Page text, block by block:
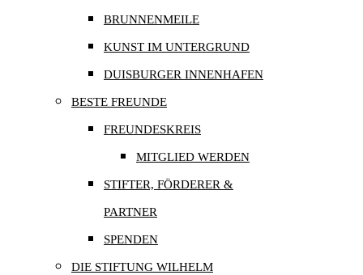
BRUNNENMEILE
KUNST IM UNTERGRUND
DUISBURGER INNENHAFEN
BESTE FREUNDE
FREUNDESKREIS
MITGLIED WERDEN
STIFTER, FÖRDERER &
PARTNER
SPENDEN
DIE STIFTUNG WILHELM